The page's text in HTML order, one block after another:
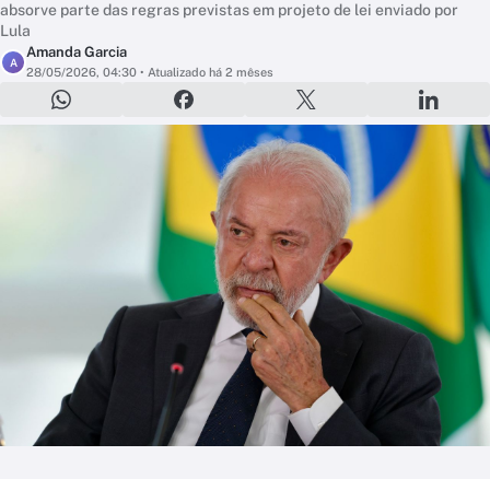
absorve parte das regras previstas em projeto de lei enviado por
Lula
A
Amanda Garcia
28/05/2026, 04:30 • Atualizado há 2 mêses